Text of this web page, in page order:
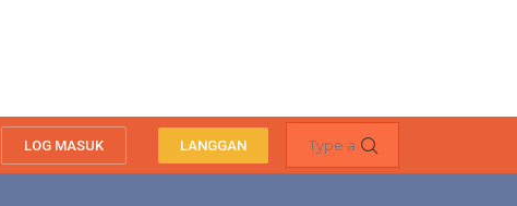
LOG MASUK LANGGAN